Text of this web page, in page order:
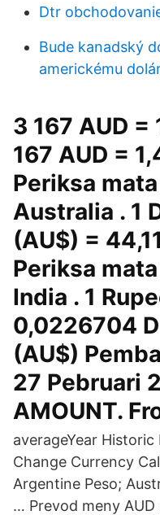
Dtr
Bude kanadský
americkému
3 167 AUD =
167 AUD =
Periksa
Australia . 1
(AU$) =
Periksa
India . 1
0,0226704
(AU$)
27 Pebruari
AMOUNT.
averageYear
Change Currency
Argentine Peso;
… Prevod meny AUD